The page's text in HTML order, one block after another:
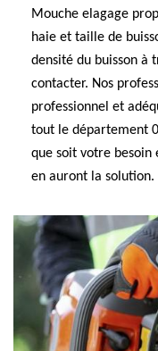
Mouche elagage
haie et taille de
densité du buisson à
contacter. Nos
professionnel et
tout le département
que soit votre besoin
en auront la solution.